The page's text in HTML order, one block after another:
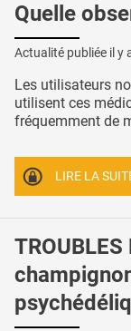
Quelle
Actualité publiée il y
Les utilisateurs
utilisent ces
fréquemment de
LIRE LA
TROUBLES